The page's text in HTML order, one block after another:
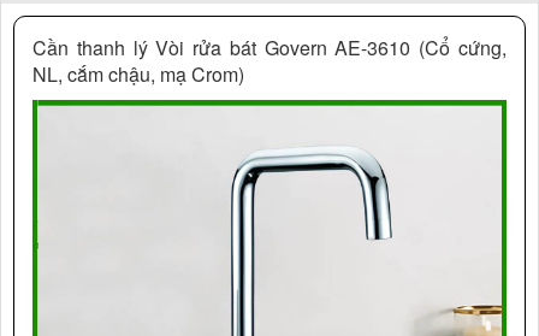
Cần thanh lý Vòi rửa bát Govern AE-3610 (Cổ cứng,
NL, cắm chậu, mạ Crom)